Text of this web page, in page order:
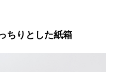
ちりとした紙箱